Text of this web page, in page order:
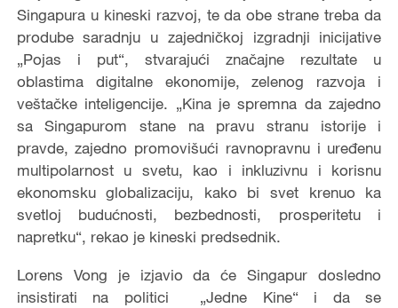
Singapura u kineski razvoj, te da obe strane treba da
prodube saradnju u zajedničkoj izgradnji inicijative
„Pojas i put“, stvarajući značajne rezultate u
oblastima digitalne ekonomije, zelenog razvoja i
veštačke inteligencije. „Kina je spremna da zajedno
sa Singapurom stane na pravu stranu istorije i
pravde, zajedno promovišući ravnopravnu i uređenu
multipolarnost u svetu, kao i inkluzivnu i korisnu
ekonomsku globalizaciju, kako bi svet krenuo ka
svetloj budućnosti, bezbednosti, prosperitetu i
napretku“, rekao je kineski predsednik.
Lorens Vong je izjavio da će Singapur dosledno
insistirati na politici „Jedne Kine“ i da se